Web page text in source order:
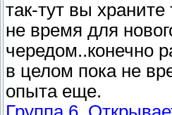
так-тут вы
не время для
чередом..конечно
в целом пока не
опыта еще.